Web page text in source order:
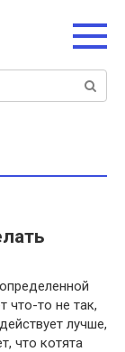
что-то не так,
лучше,
что котята